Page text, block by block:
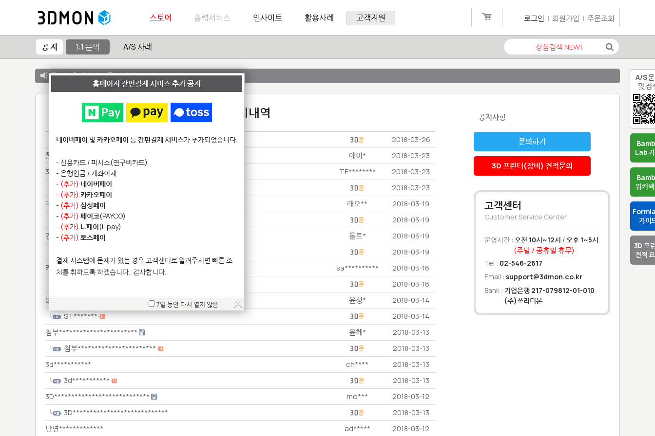
A/S
및 접
Lab
위키
가이
3D 프
견적
스토어 출력서비스 인사이트 활용사례 고객지원 로그인 | 회원가입 | 주문조회
공 지 1:1 문의 A/S 사례
공 지 :출력서비스 종료 안내
1:1 문의내역
견적***** 2018-03-26
폼랩************ 에이* 2018-03-23
3D************** TE******** 2018-03-23
3D************** 2018-03-23
레오*********** 래오** 2018-03-19
레오*********** 2018-03-19
견적*********************** 톨트* 2018-03-19
2018-03-19
카트************** sa********** 2018-03-16
2018-03-16
ST******* 윤성* 2018-03-14
ST******* 2018-03-14
첨부*********************** 윤혜* 2018-03-13
첨부*********************** 2018-03-13
3d*********** ch**** 2018-03-13
3d*********** 2018-03-13
3D**************************** mo*** 2018-03-12
3D**************************** 2018-03-13
난연************* ad***** 2018-03-12
공지사항
문의하기
3D 프린터(장비) 견적문의
고객센터
Customer Service Center
운영시간 : 오전 10시~12시 /오후 1~5시
(주말 / 공휴일 휴무)
Tel : 02-546-2617
Email : support@3dmon.co.kr
Bank : 기업은행 217-079812-01-010
(주)쓰리디몬
홈페이지 간편결제 서비스 추가 공지
네이버페이 및 카카오페이 등간편결제 서비스가추가되었습니다.
- 신용카드 / 피시스(연구비카드)
- 은행입금 / 계좌이체
- (추가) 네이버페이
- (추가) 카카오페이
- (추가) 삼성페이
- (추가) 페이코(PAYCO)
- (추가) L.페이(L.pay)
- (추가) 토스페이
결제 시스템에 문제가 있는 경우 고객센터로 알려주시면 빠른 조
치를 취하도록 하겠습니다. 감사합니다.
7일 동안 다시 열지 않음